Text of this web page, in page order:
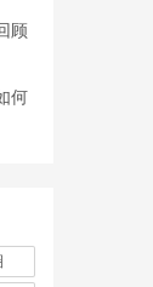
顾
何